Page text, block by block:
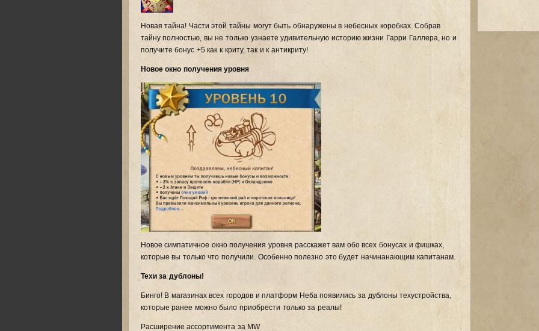
Новая тайна! Части этой тайны могут быть обнаружены в небесных коробках. Собрав
тайну полностью, вы не только узнаете удивительную историю жизни Гарри Галлера, но и
получите бонус +5 как к криту, так и к антикриту!
Новое окно получения уровня
Новое симпатичное окно получения уровня расскажет вам обо всех бонусах и фишках,
которые вы только что получили. Особенно полезно это будет начинанающим капитанам.
Техи за дублоны!
Бинго! В магазинах всех городов и платформ Неба появились за дублоны техустройства,
которые ранее можно было приобрести только за реалы!
Расширение ассортимента за MW